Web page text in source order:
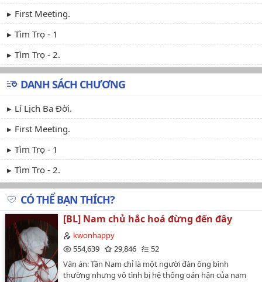
First Meeting.
Tìm Trọ - 1
Tìm Trọ - 2.
DANH SÁCH CHƯƠNG
Lí Lịch Ba Đời.
First Meeting.
Tìm Trọ - 1
Tìm Trọ - 2.
CÓ THỂ BẠN THÍCH?
[BL] Nam chủ hắc hoá đừng đến đây
kwonhappy
554,639
29,846
52
Văn án: Tần Nam chỉ là một người đàn ông bình
thường nhưng vô tình bị hệ thống oán hận của nam